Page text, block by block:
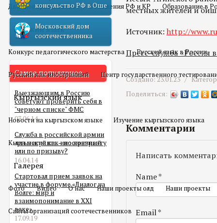
Двойное гражданство Отношения РФ и КР Образование в
Русский язык
Конкурс педагогического мастерства Русский язык в России
Русский как иностранный Центр государственного
Кыргызский язык
Новости на кыргызском языке Изучение кыргызского языка
Кыргызский как иностранный
Галерея
Фото Видео О нас Наши проекты олд Наши проекты
Сайты организаций соотечественников
консульство РФ в Оше
Московский дом
соотечественника
Самое популярное
Выезжающим в Россию
советуют проверить себя в
"черном списке" ФМС
03.06.14
Служба в российской армии
для мигранта – по контракту
или по призыву?
16.04.14
Стартовал прием заявок на
участие в форуме «Диалог на
Волге: мир и
взаимопонимание в XXI
веке»
17.09.19
местных жителей и
Источник: http://
Пресс-служба «Россия
Создано: 23.01.23 /
Поделиться:
Комментарии
Написать
Name*
Email*